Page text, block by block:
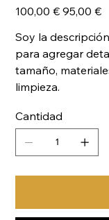
Precio
original
100,00 € Precio
de
95,00 €
Soy la
para agregar
tamaño,
limpieza.
Cantidad